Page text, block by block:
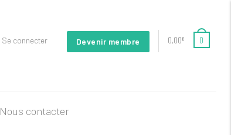
0,00€ 0
Se connecter Devenir membre
Nous contacter